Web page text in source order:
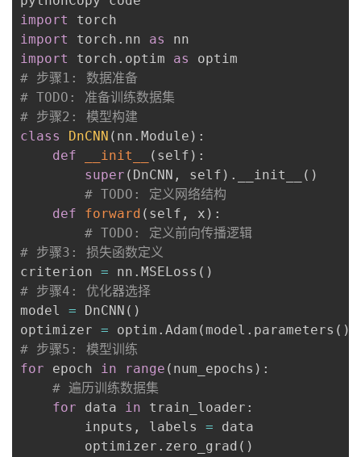
发
者
学
堂
课
程
的
认
证
我
的
实
我
的
Programs
的
支
我
术
支
云
声
议
import
import
torch . nn as
import
torch . optim as
# 步骤1: 数据准备
# TODO: 准备训练数据集
# 步骤2: 模型构建
class
DnCNN ( nn . Module ) :
def
__init__ ( self ) :
super ( DnCNN , self ) . __init__ ( )
# TODO: 定义网络结构
def
forward ( self , x ) :
# TODO: 定义前向传播逻辑
# 步骤3: 损失函数定义
criterion = nn . MSELoss ( )
# 步骤4: 优化器选择
model = DnCNN ( )
optimizer = optim . Adam ( model . parameters ( )
# 步骤5: 模型训练
for epoch in range ( num_epochs ) :
# 遍历训练数据集
for data in train_loader :
        inputs
, labels = data
        optimizer
. zero_grad ( )